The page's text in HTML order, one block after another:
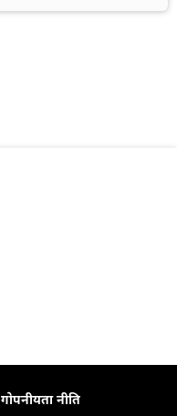
गोपनीयता नीति